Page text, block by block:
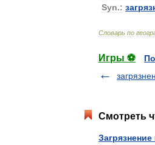
Syn.:
Словарь по
Игры ⚽
Смотреть